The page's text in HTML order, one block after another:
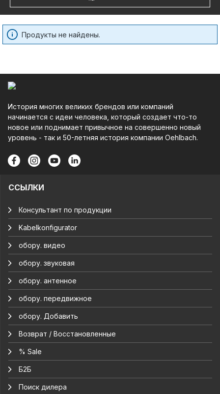
Продукты не найдены.
История многих великих брендов или компаний
начинается с идеи человека, который создает что-то
новое или поднимает привычное на совершенно новый
уровень - так и 50-летняя история компании Oehlbach.
ССЫЛКИ
Консультант по продукции
Kabelkonfigurator
обору. видео
обору. звуковая
обору. антенное
обору. передвижное
обору. Добавить
Возврат / Восстановленные
% Sale
Б2Б
Поиск дилера